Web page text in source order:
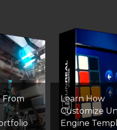
From
Learn How
Customize
Engine